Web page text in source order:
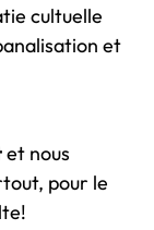
cultuelle
et
et nous
pour le